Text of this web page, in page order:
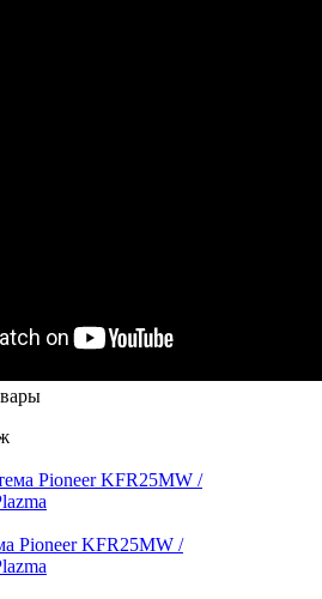
Pioneer KFR25MW /